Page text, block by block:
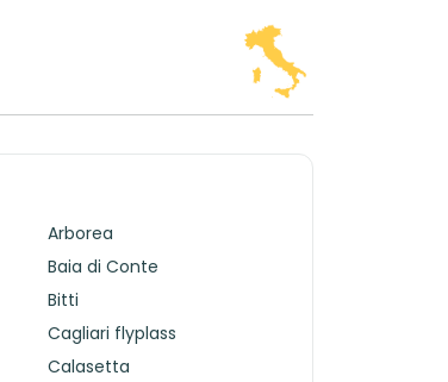
Arborea
Baia di Conte
Bitti
Cagliari flyplass
Calasetta